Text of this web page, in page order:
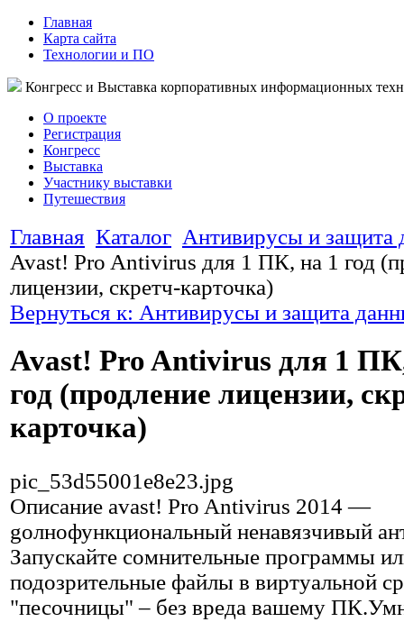
Главная
Карта сайта
Технологии и ПО
Конгресс и Выставка корпоративных информационных
О проекте
Регистрация
Конгресс
Выставка
Участнику выставки
Путешествия
Главная Каталог Антивирусы и защита
Avast! Pro Antivirus для 1 ПК, на 1 год
лицензии, скретч-карточка)
Вернуться к: Антивирусы и защита
Avast! Pro Antivirus для 1
год (продление лицензии,
карточка)
pic_53d55001e8e23.jpg
Описание avast! Pro Antivirus 2014 —
gолнофункциональный ненавязчивый
Запускайте сомнительные программы
подозрительные файлы в виртуальной
"песочницы" – без вреда вашему